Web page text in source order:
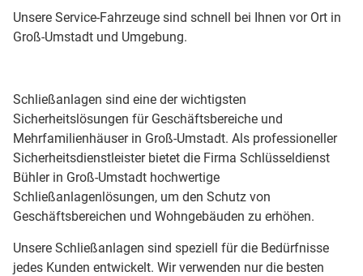
Unsere Service-Fahrzeuge sind schnell bei Ihnen vor Ort in
Groß-Umstadt und Umgebung.
Schließanlagen sind eine der wichtigsten
Sicherheitslösungen für Geschäftsbereiche und
Mehrfamilienhäuser in Groß-Umstadt. Als professioneller
Sicherheitsdienstleister bietet die Firma Schlüsseldienst
Bühler in Groß-Umstadt hochwertige
Schließanlagenlösungen, um den Schutz von
Geschäftsbereichen und Wohngebäuden zu erhöhen.
Unsere Schließanlagen sind speziell für die Bedürfnisse
jedes Kunden entwickelt. Wir verwenden nur die besten